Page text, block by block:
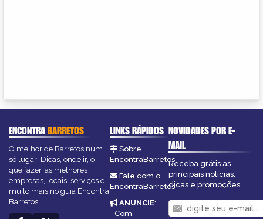
ENCONTRABARRETOS
O melhor de Barretos num
só lugar! Dicas, onde ir, o
que fazer, as melhores
empresas, locais, serviços e
muito mais no guia Encontra
Barretos.
LINKS RÁPIDOS
Sobre
EncontraBarretos
Fale com o
EncontraBarretos
ANUNCIE:
Com
NOVIDADES POR E-
MAIL
Receba grátis as
principais notícias,
dicas e promoções